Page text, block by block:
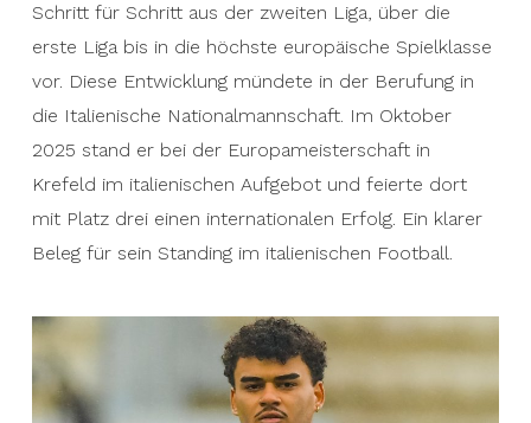
Schritt für Schritt aus der zweiten Liga, über die
erste Liga bis in die höchste europäische Spielklasse
vor. Diese Entwicklung mündete in der Berufung in
die Italienische Nationalmannschaft. Im Oktober
2025 stand er bei der Europameisterschaft in
Krefeld im italienischen Aufgebot und feierte dort
mit Platz drei einen internationalen Erfolg. Ein klarer
Beleg für sein Standing im italienischen Football.